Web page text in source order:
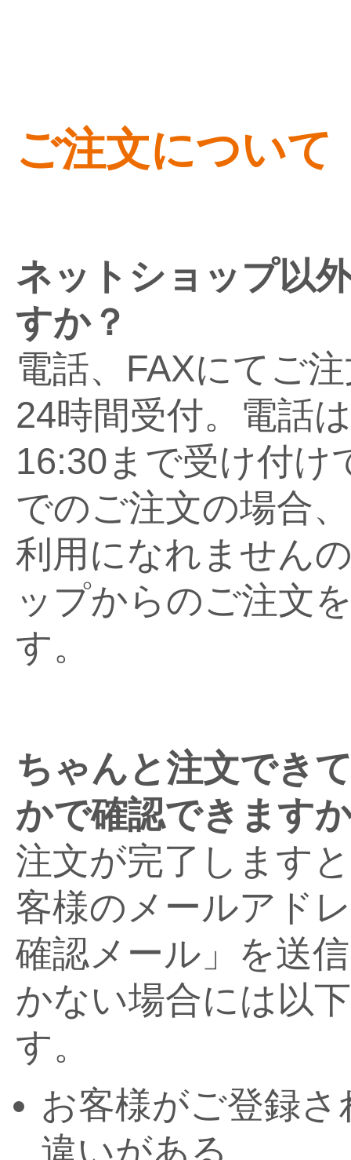
ご注文について
ネットショップ以
すか？
電話、FAXにてご
24時間受付。電話
16:30まで受け付け
でのご注文の場合
利用になれません
ップからのご注文
す。
ちゃんと注文でき
かで確認できます
注文が完了します
客様のメールアド
確認メール」を送
かない場合には以
す。
お客様がご登録
違いがある。